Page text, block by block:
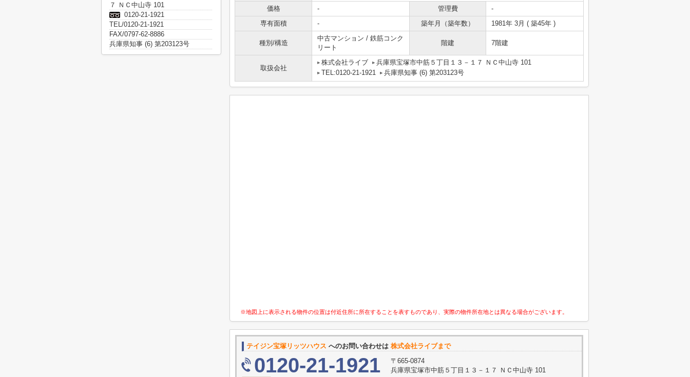
価格 - 管理費
-
専有面積
- 築年月（築年数） 1981年 3月 ( 築45年 )
種別/構造
中古マンション / 鉄筋コンク
リート
階建 7階建
取扱会社
株式会社ライブ
兵庫県宝塚市中筋５丁目１３－１７ ＮＣ中山寺 101
TEL:0120-21-1921
兵庫県知事 (6) 第203123号
※地図上に表示される物件の位置は付近住所に所在することを表すものであり、実際の物件所在地とは異なる場合がございます。
テイジン宝塚リッツハウス へのお問い合わせは 株式会社ライブまで
0120-21-1921
〒665-0874
兵庫県宝塚市中筋５丁目１３－１７ ＮＣ中山寺 101
７ ＮＣ中山寺 101
0120-21-1921
TEL/0120-21-1921
FAX/0797-62-8886
兵庫県知事 (6) 第203123号